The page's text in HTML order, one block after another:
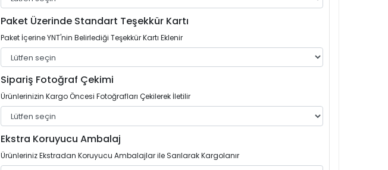
Paket Üzerinde Standart Teşekkür Kartı
Paket İçerine YNT'nin Belirlediği Teşekkür Kartı Eklenir
Sipariş Fotoğraf Çekimi
Ürünlerinizin Kargo Öncesi Fotoğrafları Çekilerek İletilir
Ekstra Koruyucu Ambalaj
Ürünleriniz Ekstradan Koruyucu Ambalajlar ile Sarılarak Kargolanır